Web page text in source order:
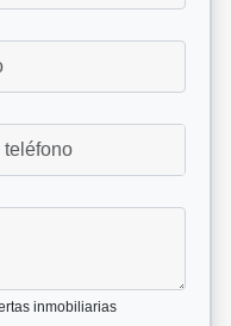
inmobiliarias